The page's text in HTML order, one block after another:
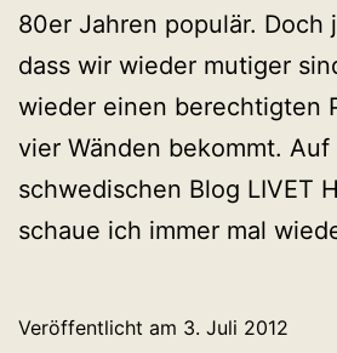
80er Jahren populär. Doch
dass wir wieder mutiger
wieder einen berechtigten
vier Wänden bekommt. Auf
schwedischen Blog LIVET
schaue ich immer mal
Veröffentlicht am 3. Juli 2012